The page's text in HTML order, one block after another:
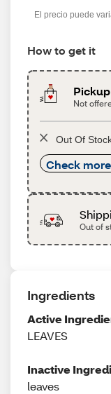
El precio puede
How to get it
Pickup
Not
Out Of
Check
Out of
Ingredients
Active
LEAVES
Inactive
leaves